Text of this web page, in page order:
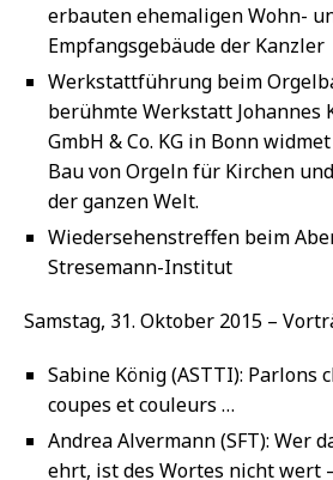
erbauten ehemaligen Wohn-
Empfangsgebäude der Kanzler
Werkstattführung beim
berühmte Werkstatt Johannes
GmbH & Co. KG in Bonn
Bau von Orgeln für Kirchen
der ganzen Welt.
Wiedersehenstreffen beim
Stresemann-Institut
Samstag, 31. Oktober 2015 –
Sabine König (ASTTI): Parlons
coupes et couleurs …
Andrea Alvermann (SFT): Wer
ehrt, ist des Wortes nicht wert